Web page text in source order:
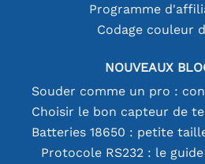
Programme
Codage couleur
NOUVEAUX
Protocole RS232 : le